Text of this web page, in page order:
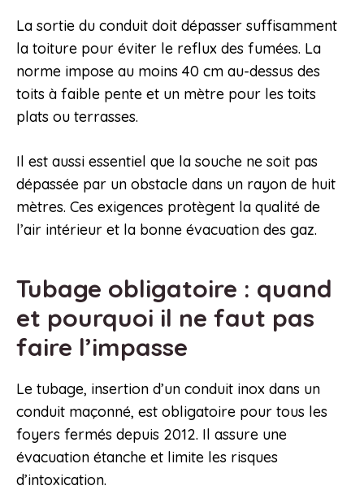
La sortie du conduit doit dépasser suffisamment
la toiture pour éviter le reflux des fumées. La
norme impose au moins 40 cm au-dessus des
toits à faible pente et un mètre pour les toits
plats ou terrasses.
Il est aussi essentiel que la souche ne soit pas
dépassée par un obstacle dans un rayon de huit
mètres. Ces exigences protègent la qualité de
l’air intérieur et la bonne évacuation des gaz.
Tubage obligatoire : quand
et pourquoi il ne faut pas
faire l’impasse
Le tubage, insertion d’un conduit inox dans un
conduit maçonné, est obligatoire pour tous les
foyers fermés depuis 2012. Il assure une
évacuation étanche et limite les risques
d’intoxication.